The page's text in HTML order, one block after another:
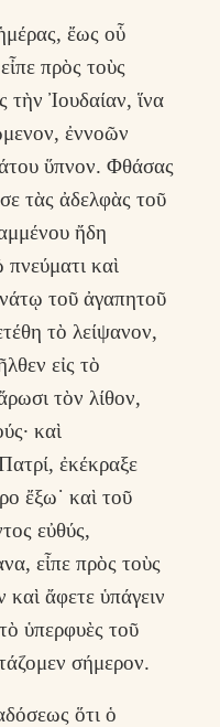
ἔως οὗ
πρὸς τοὺς
τὴν Ἰουδαίαν, ἵνα
ἐννοῶν
ὕπνον. Φθάσας
τὰς ἀδελφὰς τοῦ
ἤδη
καὶ
τοῦ ἀγαπητοῦ
τὸ λείψανον,
εἰς τὸ
τὸν λίθον,
καὶ
ἐκέκραξε
ἔξω˙ καὶ τοῦ
εὐθύς,
εἶπε πρὸς τοὺς
ἄφετε ὑπάγειν
ὑπερφυὲς τοῦ
σήμερον.
ὅτι ὁ